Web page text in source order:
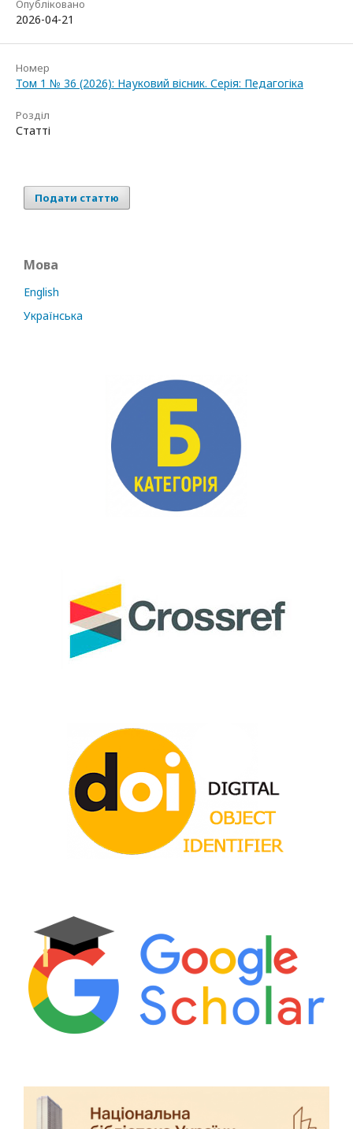
Опубліковано
2026-04-21
Номер
Том 1 № 36 (2026): Науковий вісник. Серія: Педагогіка
Розділ
Статті
Подати статтю
Мова
English
Українська